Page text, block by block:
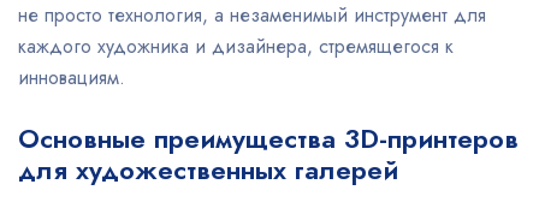
не просто технология, а незаменимый инструмент для
каждого художника и дизайнера, стремящегося к
инновациям.
Основные преимущества 3D-принтеров
для художественных галерей